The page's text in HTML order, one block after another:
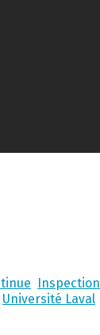
Inspection
Université Laval